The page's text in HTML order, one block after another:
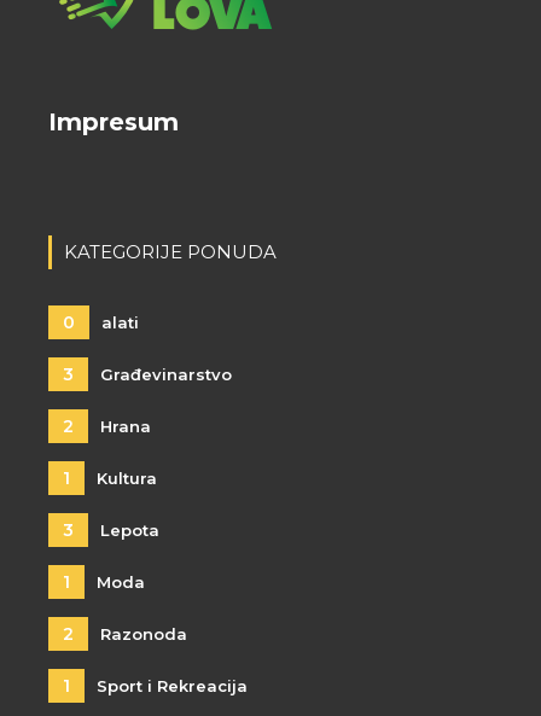
Impresum
KATEGORIJE PONUDA
0 alati
3 Građevinarstvo
2 Hrana
1 Kultura
3 Lepota
1 Moda
2 Razonoda
1 Sport i Rekreacija